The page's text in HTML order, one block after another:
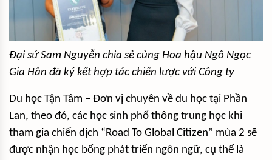
Đại sứ Sam Nguyễn chia sẻ cùng Hoa hậu Ngô Ngọc
Gia Hân đã ký kết hợp tác chiến lược với Công ty
Du học Tận Tâm – Đơn vị chuyên về du học tại Phần
Lan, theo đó, các học sinh phổ thông trung học khi
tham gia chiến dịch “Road To Global Citizen” mùa 2 sẽ
được nhận học bổng phát triển ngôn ngữ, cụ thể là